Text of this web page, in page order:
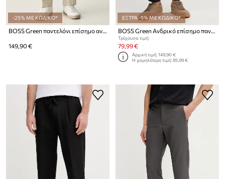
-25% ΜΕ ΚΩΔΙΚΟ*
BOSS Green παντελόνι επίσημο ανδρικό με βαμβάκι JT_Network Tapered
149,90 €
ΕΞΤΡΑ -5% ΜΕ ΚΩΔΙΚΟ*
BOSS Green Ανδρικό επίσημο παντελόνι JT_Join Hadiko
Τρέχουσα τιμή:
79,99 €
Αρχική τιμή:149,90 €
Η χαμηλότερη τιμή:85,99 €